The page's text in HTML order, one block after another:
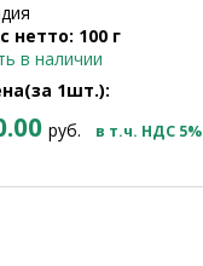
нетто: 100 г
в наличии
1шт.):
руб. в т.ч. НДС 5%